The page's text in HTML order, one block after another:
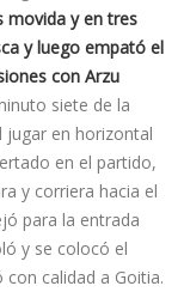
movida y en tres
y luego empató el
con Arzu
siete de la
jugar en horizontal
en el partido,
y corriera hacia el
para la entrada
y se colocó el
calidad a Goitia.